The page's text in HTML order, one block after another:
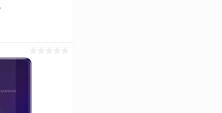
К сравнению